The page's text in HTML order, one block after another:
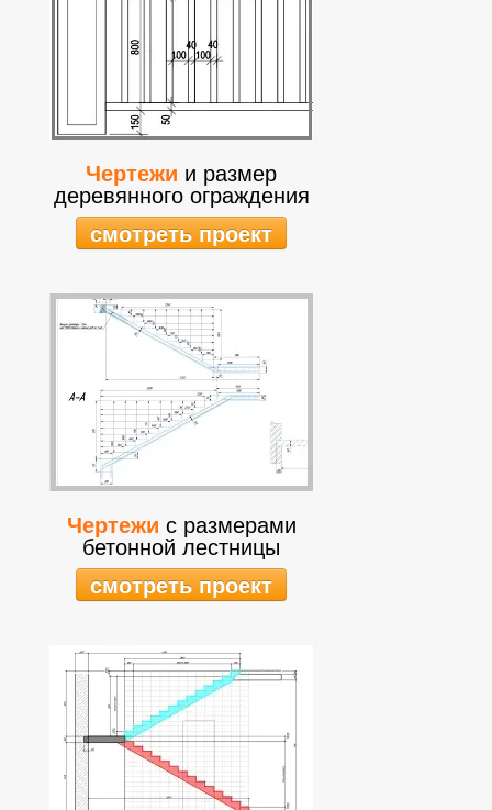
Чертежи и размер
деревянного ограждения
смотреть проект
Чертежи с размерами
бетонной лестницы
смотреть проект